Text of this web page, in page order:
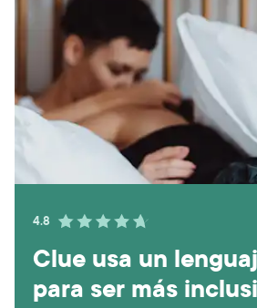
4.8
Clue usa un
para ser más